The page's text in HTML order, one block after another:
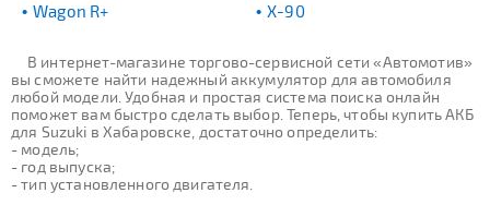
Wagon R+ X-90
В интернет-магазине торгово-сервисной сети «Автомотив»
вы сможете найти надежный аккумулятор для автомобиля
любой модели. Удобная и простая система поиска онлайн
поможет вам быстро сделать выбор. Теперь, чтобы купить АКБ
для Suzuki в Хабаровске, достаточно определить:
- модель;
- год выпуска;
- тип установленного двигателя.